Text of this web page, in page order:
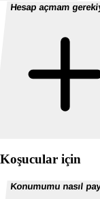
Hesap açmam
Koşucular için
Konumumu nasıl